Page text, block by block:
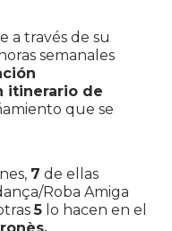
a través de su
semanales
itinerario de
que se
7 de ellas
Roba Amiga
5 lo hacen en el